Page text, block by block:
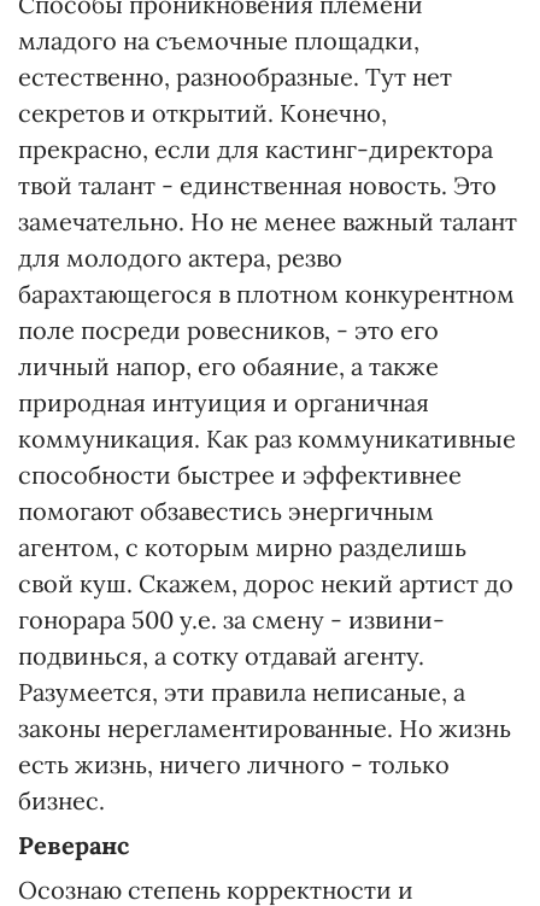
младого на съемочные площадки,
естественно, разнообразные. Тут нет
секретов и открытий. Конечно,
прекрасно, если для кастинг-директора
твой талант - единственная новость. Это
замечательно. Но не менее важный талант
для молодого актера, резво
барахтающегося в плотном конкурентном
поле посреди ровесников, - это его
личный напор, его обаяние, а также
природная интуиция и органичная
коммуникация. Как раз коммуникативные
способности быстрее и эффективнее
помогают обзавестись энергичным
агентом, с которым мирно разделишь
свой куш. Скажем, дорос некий артист до
гонорара 500 у.е. за смену - извини-
подвинься, а сотку отдавай агенту.
Разумеется, эти правила неписаные, а
законы нерегламентированные. Но жизнь
есть жизнь, ничего личного - только
бизнес.
Реверанс
Осознаю степень корректности и